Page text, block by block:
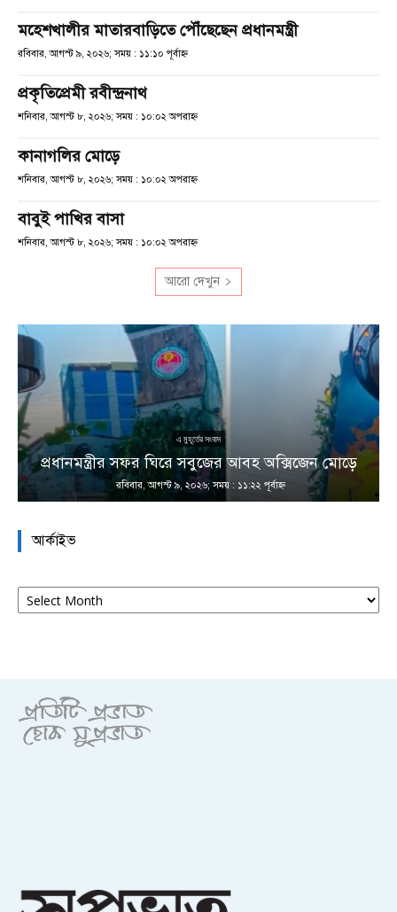
মহেশখালীর মাতারবাড়িতে পৌঁছেছেন প্রধানমন্ত্রী
রবিবার, আগস্ট ৯, ২০২৬; সময় : ১১:১০ পূর্বাহ্ণ
প্রকৃতিপ্রেমী রবীন্দ্রনাথ
শনিবার, আগস্ট ৮, ২০২৬; সময় : ১০:০২ অপরাহ্ণ
কানাগলির মোড়ে
শনিবার, আগস্ট ৮, ২০২৬; সময় : ১০:০২ অপরাহ্ণ
বাবুই পাখির বাসা
শনিবার, আগস্ট ৮, ২০২৬; সময় : ১০:০২ অপরাহ্ণ
আরো দেখুন
এ মুহূর্তের সংবাদ
প্রধানমন্ত্রীর সফর ঘিরে সবুজের আবহ অক্সিজেন মোড়ে
রবিবার, আগস্ট ৯, ২০২৬; সময় : ১১:২২ পূর্বাহ্ণ
আর্কাইভ
আর্কাইভ